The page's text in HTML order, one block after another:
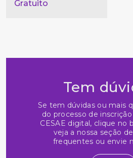
Gratuito
Tem
Se tem dúvidas ou mais
do processo de
CESAE digital, clique no
veja a nossa seção
frequentes ou envie